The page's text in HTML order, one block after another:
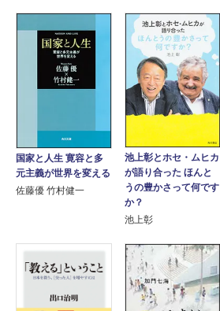
国家と人生 寛容と多
元主義が世界を変える
佐藤優 竹村健一
池上彰とホセ・ムヒカ
が語り合った ほんと
うの豊かさって何です
か？
池上彰